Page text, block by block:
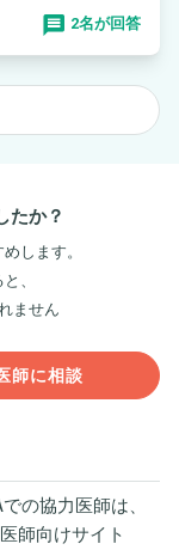
2名が回答
たか？
します。
、
ません
師に相談
の協力医師は、
師向けサイト